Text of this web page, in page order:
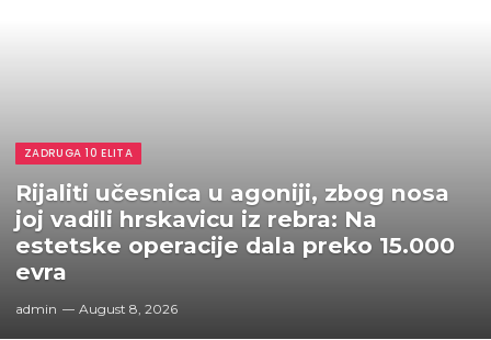
ZADRUGA 10 ELITA
Rijaliti učesnica u agoniji, zbog nosa
joj vadili hrskavicu iz rebra: Na
estetske operacije dala preko 15.000
evra
admin August 8, 2026